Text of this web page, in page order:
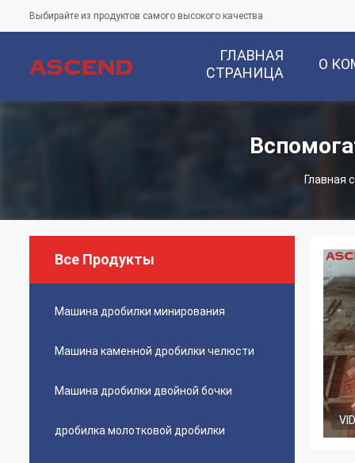
Выбирайте из продуктов самого высокого качества
ГЛАВНАЯ
СТРАНИЦА
О
Главная
Все Продукты
Машина дробилки минирования
Машина каменной дробилки челюсти
Машина дробилки двойной бочки
дробилка молотковой дробилки